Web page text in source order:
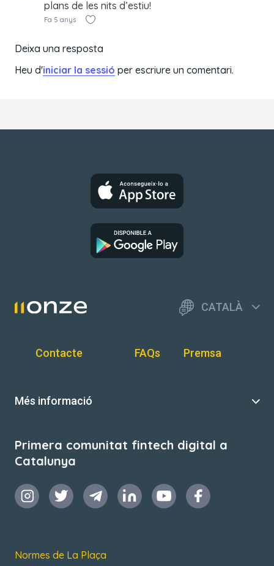
plans de les nits d’estiu!
Fa 5 anys
Deixa una resposta
Heu d'iniciar la sessió per escriure un comentari.
CATALÀ
Contacte FAQs Premsa
Més informació
Primera comunitat fintech digital a
Catalunya
Normes de La Plaça